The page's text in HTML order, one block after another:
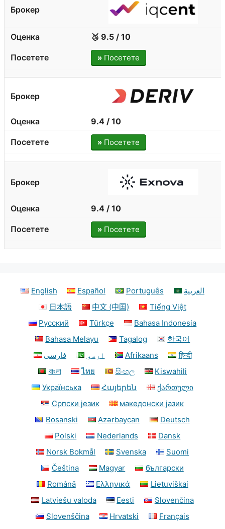
🥉 9.5 / 10
»Посетете
9.4 / 10
»Посетете
9.4 / 10
»Посетете
English Español Português
العربية
日本語
中文 (中国)
Tiếng Việt
Русский
Türkçe
Bahasa Indonesia
Bahasa Melayu
Tagalog
한국어
فارسی
اردو Afrikaans
हिन्दी
বাংলা
ไทย සිංහල
Kiswahili
Українська
Հայերեն
ქართული
Српски језик
македонски јазик
Bosanski
Azərbaycan
Deutsch
Polski
Nederlands
Dansk
Norsk Bokmål
Svenska
Suomi
Čeština
Magyar
български
Română
Ελληνικά
Lietuviškai
Latviešu valoda
Eesti
Slovenčina
Slovenščina
Hrvatski
Français